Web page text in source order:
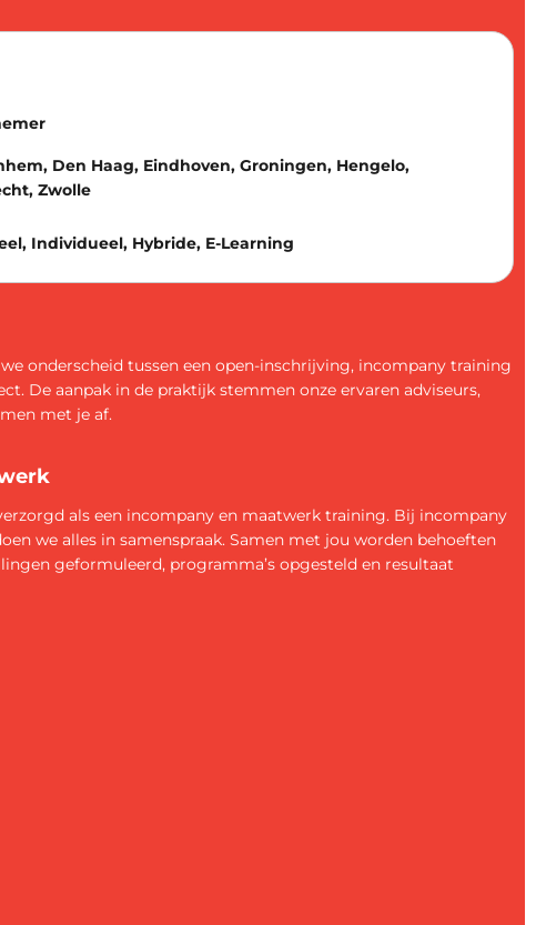
Den Haag, Eindhoven, Groningen, Hengelo,
Zwolle
Individueel, Hybride, E-Learning
onderscheid tussen een open-inschrijving, incompany training
De aanpak in de praktijk stemmen onze ervaren adviseurs,
met je af.
als een incompany en maatwerk training. Bij incompany
we alles in samenspraak. Samen met jou worden behoeften
geformuleerd, programma’s opgesteld en resultaat